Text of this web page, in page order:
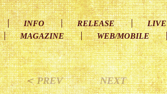
INFO RELEASE LIVE
MAGAZINE WEB/MOBILE
＜ PREV NEXT